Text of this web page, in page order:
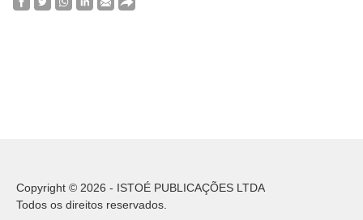
Copyright © 2026 - ISTOÉ PUBLICAÇÕES LTDA
Todos os direitos reservados.